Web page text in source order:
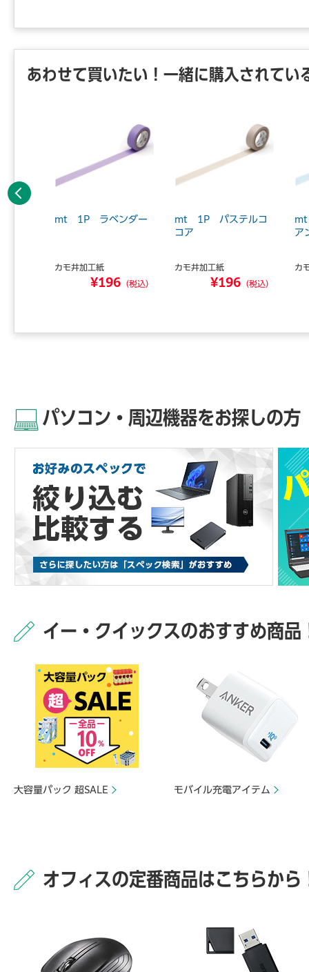
あわせて買いたい！一緒に購入されてい
mt 1P ラベンダー
カモ井加工紙
¥196 （税込）
mt 1P パステルコ
コア
カモ井加工紙
¥196 （税込）
ア
カ
前へ
パソコン・周辺機器をお探しの方
イー・クイックスのおすすめ商品
大容量パック 超SALE モバイル充電アイテム
オフィスの定番商品はこちらから